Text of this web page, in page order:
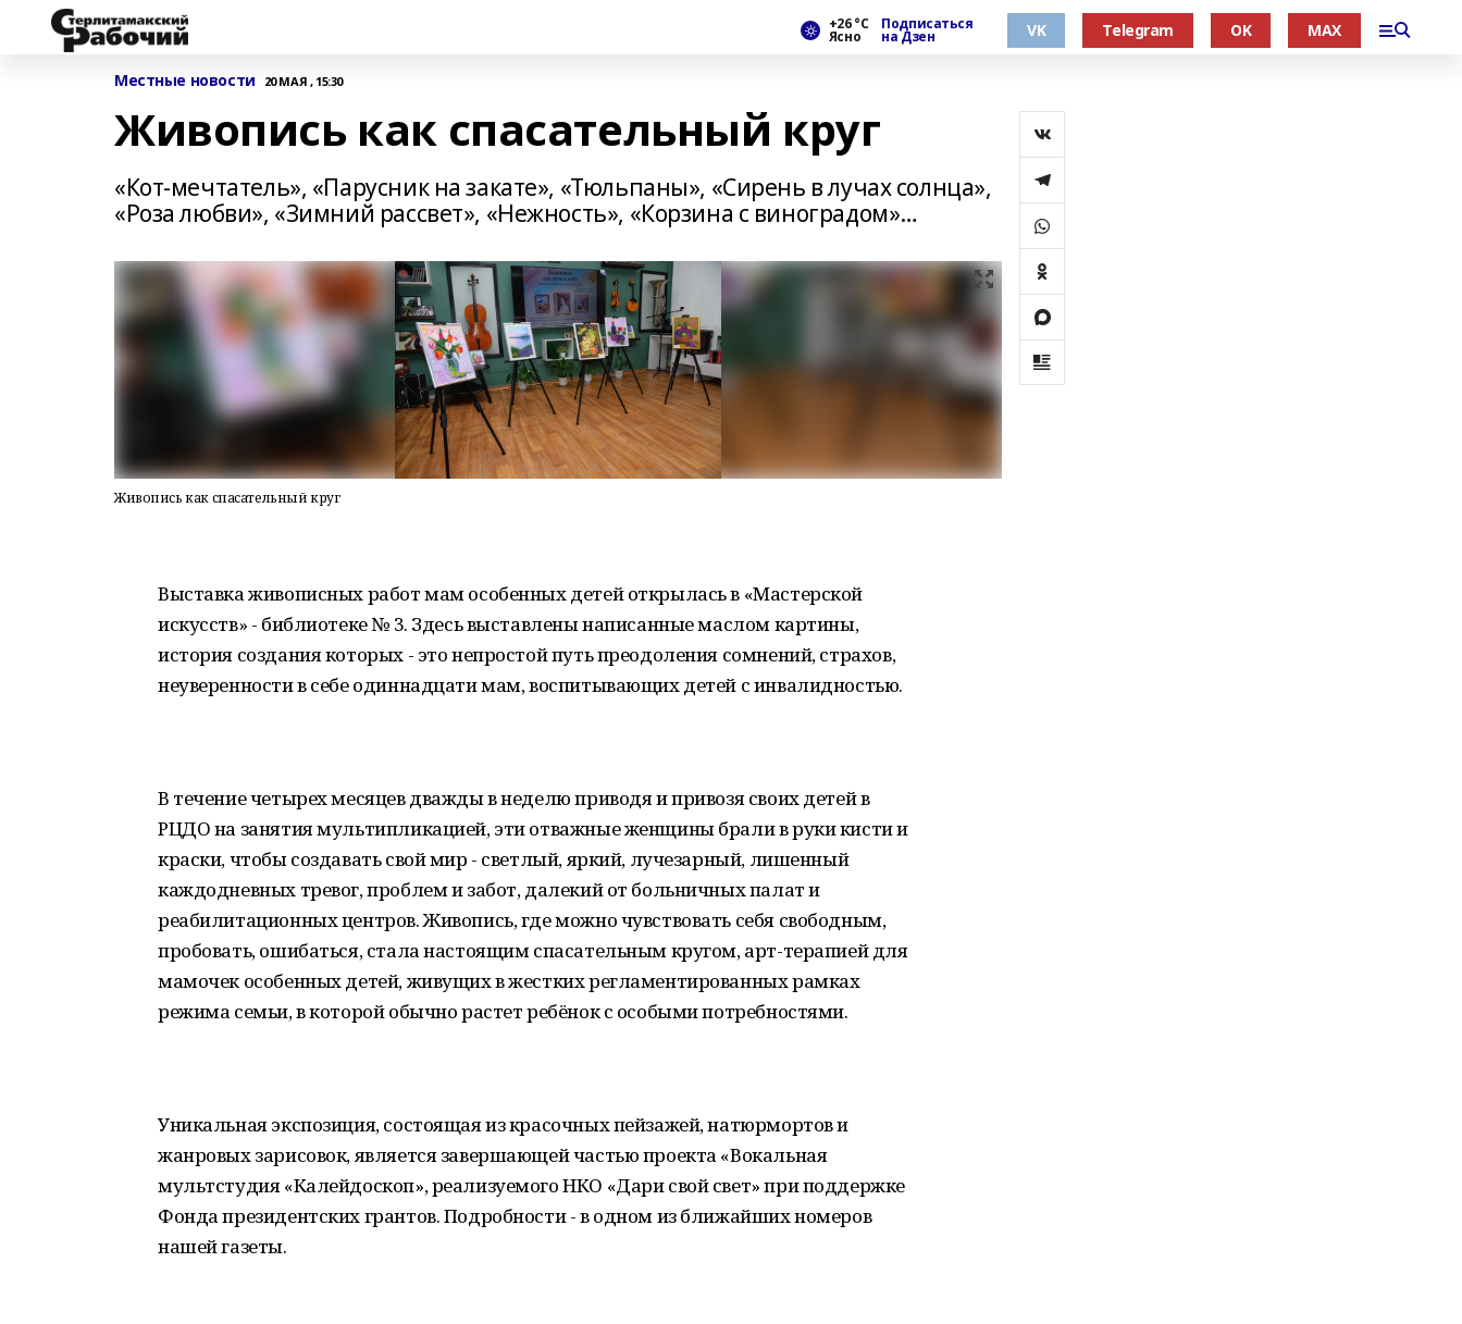
+26 °С
Ясно
Подписаться
на Дзен VK Telegram OK MAX
Местные новости 20 МАЯ , 15:30
Живопись как спасательный круг
«Кот-мечтатель», «Парусник на закате», «Тюльпаны», «Сирень в лучах солнца»,
«Роза любви», «Зимний рассвет», «Нежность», «Корзина с виноградом»…
Живопись как спасательный круг
Выставка живописных работ мам особенных детей открылась в «Мастерской
искусств» - библиотеке № 3. Здесь выставлены написанные маслом картины,
история создания которых - это непростой путь преодоления сомнений, страхов,
неуверенности в себе одиннадцати мам, воспитывающих детей с инвалидностью.
В течение четырех месяцев дважды в неделю приводя и привозя своих детей в
РЦДО на занятия мультипликацией, эти отважные женщины брали в руки кисти и
краски, чтобы создавать свой мир - светлый, яркий, лучезарный, лишенный
каждодневных тревог, проблем и забот, далекий от больничных палат и
реабилитационных центров. Живопись, где можно чувствовать себя свободным,
пробовать, ошибаться, стала настоящим спасательным кругом, арт-терапией для
мамочек особенных детей, живущих в жестких регламентированных рамках
режима семьи, в которой обычно растет ребёнок с особыми потребностями.
Уникальная экспозиция, состоящая из красочных пейзажей, натюрмортов и
жанровых зарисовок, является завершающей частью проекта «Вокальная
мультстудия «Калейдоскоп», реализуемого НКО «Дари свой свет» при поддержке
Фонда президентских грантов. Подробности - в одном из ближайших номеров
нашей газеты.